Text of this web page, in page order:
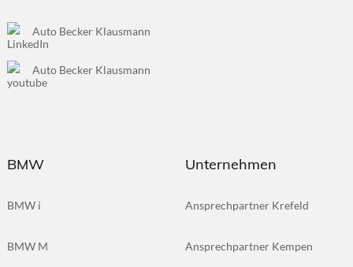
Auto Becker Klausmann
Auto Becker Klausmann
BMW
BMW i
BMW M
Unternehmen
Ansprechpartner Krefeld
Ansprechpartner Kempen